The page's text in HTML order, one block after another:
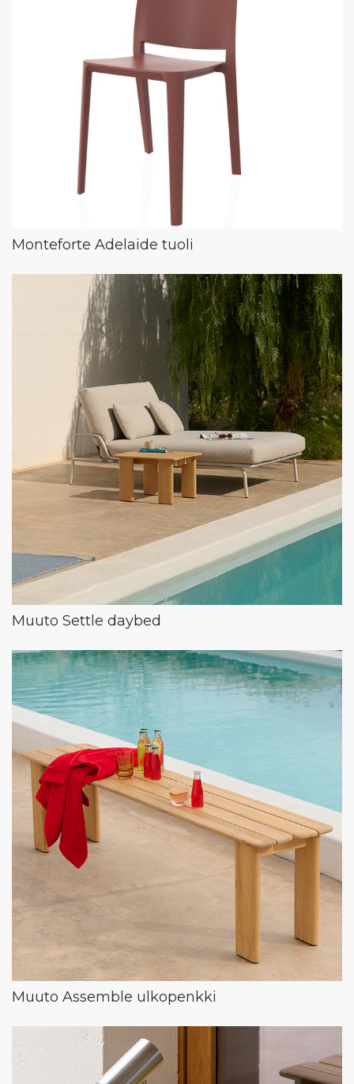
Monteforte Adelaide tuoli
Muuto Settle daybed
Muuto Assemble ulkopenkki